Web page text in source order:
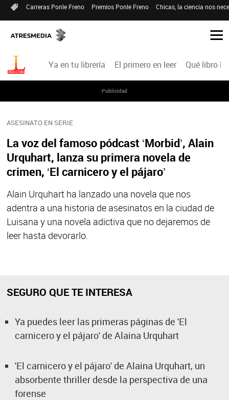
Carreras Ponle Freno Premios Ponle Freno Chicas, la ciencia nos
Ya en tu librería El primero en leer Qué libro
Publicidad
ASESINATO EN SERIE
La voz del famoso pódcast ‘Morbid’, Alain
Urquhart, lanza su primera novela de
crimen, ‘El carnicero y el pájaro’
Alain Urquhart ha lanzado una novela que nos
adentra a una historia de asesinatos en la ciudad de
Luisana y una novela adictiva que no dejaremos de
leer hasta devorarlo.
SEGURO QUE TE INTERESA
Ya puedes leer las primeras páginas de 'El
carnicero y el pájaro' de Alaina Urquhart
'El carnicero y el pájaro' de Alaina Urquhart, un
absorbente thriller desde la perspectiva de una
forense